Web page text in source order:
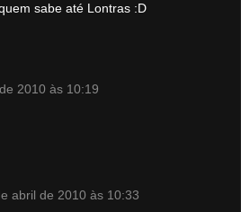
sabe até Lontras :D
2010 às 10:19
abril de 2010 às 10:33